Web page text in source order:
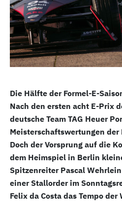
Die Hälfte der Formel-E-
Nach den ersten acht E-Prix
deutsche Team TAG Heuer
Meisterschaftswertungen der
Doch der Vorsprung auf die
dem Heimspiel in Berlin
Spitzenreiter Pascal
einer Stallorder im
Felix da Costa das Tempo der